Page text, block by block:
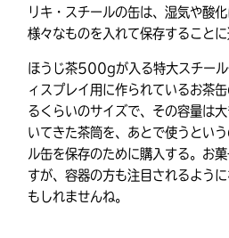
リキ・スチールの缶は、湿気や酸
様々なものを入れて保存することに
ほうじ茶500gが入る特大スチー
ィスプレイ用に作られているお茶
るくらいのサイズで、その容量は
いてきた茶筒を、あとで使うとい
ル缶を保存のために購入する。お
すが、容器の方も注目されるよう
もしれませんね。